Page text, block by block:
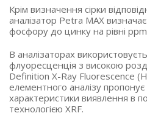
Крім визначення сірки
аналізатор Petra MAX
фосфору до цинку на рівні
В аналізаторах
флуоресценція з високою
Definition X-Ray Fluorescence
елементного аналізу
характеристики виявлення в
технологією XRF.